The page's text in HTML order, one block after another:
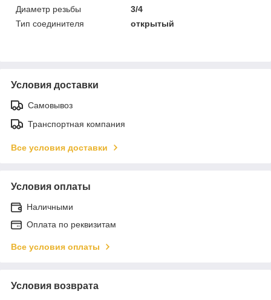
Диаметр резьбы
3/4
Тип соединителя
открытый
Условия доставки
Самовывоз
Транспортная компания
Все условия доставки
Условия оплаты
Наличными
Оплата по реквизитам
Все условия оплаты
Условия возврата